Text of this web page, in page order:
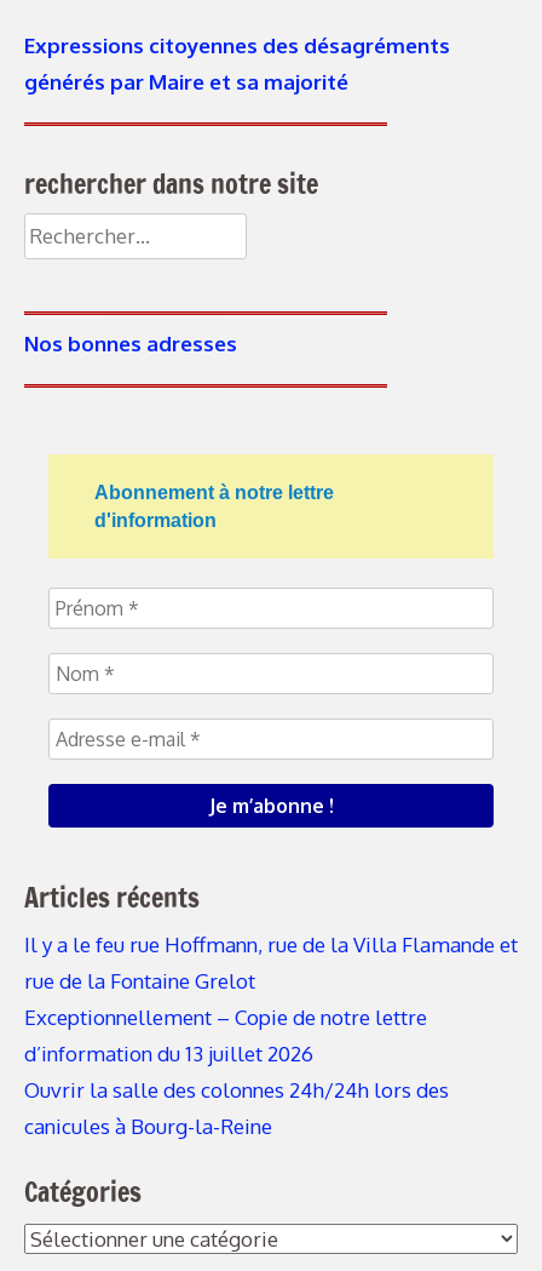
Expressions citoyennes des désagréments
générés par Maire et sa majorité
rechercher dans notre site
Nos bonnes adresses
Abonnement à notre lettre
d'information
Articles récents
Il y a le feu rue Hoffmann, rue de la Villa Flamande et
rue de la Fontaine Grelot
Exceptionnellement – Copie de notre lettre
d’information du 13 juillet 2026
Ouvrir la salle des colonnes 24h/24h lors des
canicules à Bourg-la-Reine
Catégories